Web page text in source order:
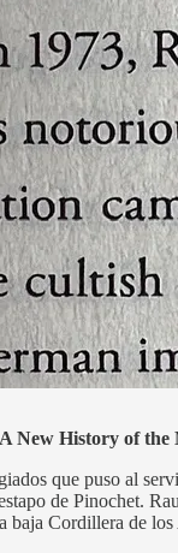
New History of the
que puso al
de Pinochet.
Cordillera de